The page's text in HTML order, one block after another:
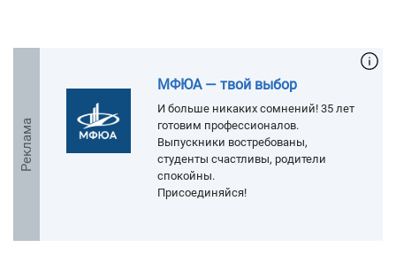
Реклама
МФЮА — твой выбор
И больше никаких сомнений! 35 лет
готовим профессионалов.
Выпускники востребованы,
студенты счастливы, родители
спокойны.
Присоединяйся!